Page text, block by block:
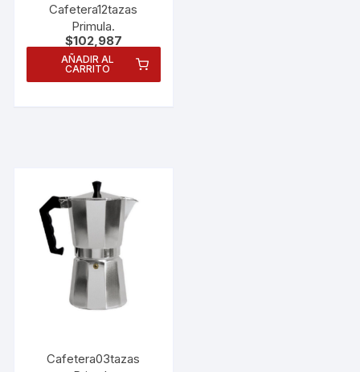
Cafetera12tazas
Primula.
$102,987
AÑADIR AL
CARRITO
Cafetera03tazas